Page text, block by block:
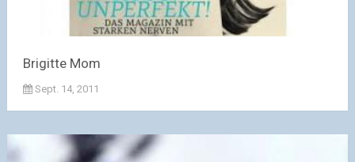
Brigitte Mom
Sept. 14, 2011